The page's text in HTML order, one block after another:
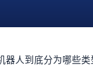
器人到底分为哪些